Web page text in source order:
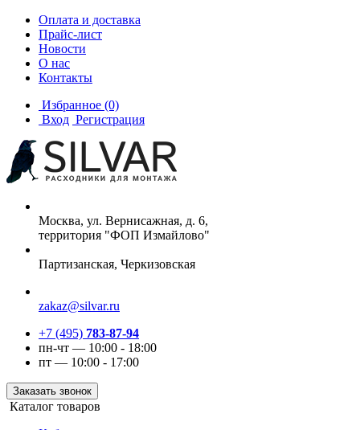
Оплата и доставка
Прайс-лист
Новости
О нас
Контакты
Избранное (0)
Вход Регистрация
Москва, ул. Вернисажная, д. 6,
территория "ФОП Измайлово"
Партизанская, Черкизовская
zakaz@silvar.ru
+7 (495) 783-87-94
пн-чт — 10:00 - 18:00
пт — 10:00 - 17:00
Заказать звонок
Каталог товаров